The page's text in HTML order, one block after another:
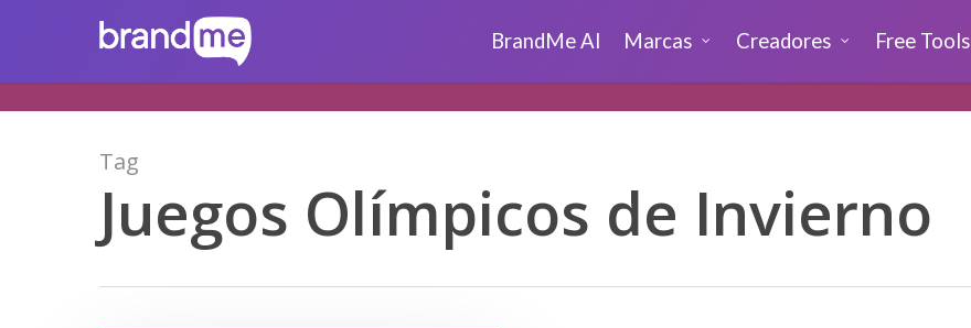
BrandMe AI Marcas Creadores Free Tools
Tag
Juegos Olímpicos de Invierno